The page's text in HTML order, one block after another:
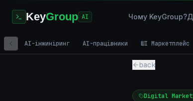
KeyGroup AI Чому KeyGroup?
AI-інжиніринг AI-працівники ШІ Маркетплейс
back
Digital